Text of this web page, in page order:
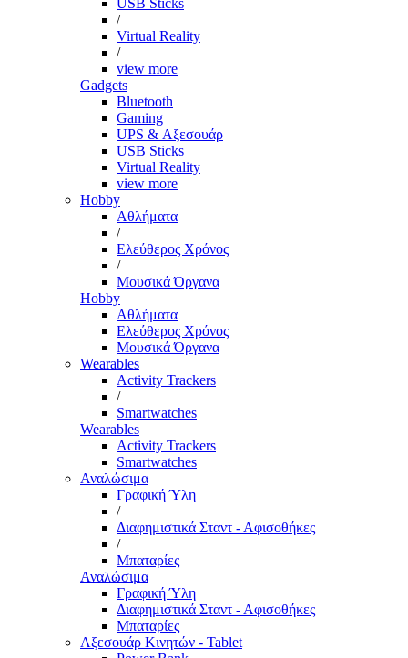
USB Sticks
/
Virtual Reality
/
view more
Gadgets
Bluetooth
Gaming
UPS & Αξεσουάρ
USB Sticks
Virtual Reality
view more
Hobby
Αθλήματα
/
Ελεύθερος Χρόνος
/
Μουσικά Όργανα
Hobby
Αθλήματα
Ελεύθερος Χρόνος
Μουσικά Όργανα
Wearables
Activity Trackers
/
Smartwatches
Wearables
Activity Trackers
Smartwatches
Αναλώσιμα
Γραφική Ύλη
/
Διαφημιστικά Σταντ - Αφισοθήκες
/
Μπαταρίες
Αναλώσιμα
Γραφική Ύλη
Διαφημιστικά Σταντ - Αφισοθήκες
Μπαταρίες
Αξεσουάρ Κινητών - Tablet